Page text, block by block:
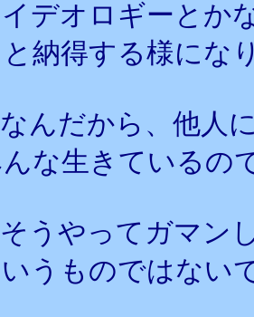
デオロギーとか
納得する様にな
んだから、他人
な生きているの
うやってガマン
うものではない